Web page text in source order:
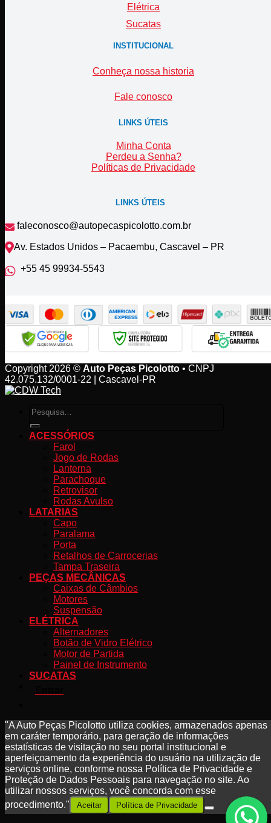
Elétrica
Sucatas
INSTITUCIONAL
Conheça nossa historia
Fale conosco
LINKS ÚTEIS
Minha Conta
Perdeu a Senha?
Políticas de Privacidade
LINKS ÚTEIS
faleconosco@autopecaspicolotto.com.br
Av. Estados Unidos – Pacaembu, Cascavel – PR
+55 45 99934‑5543‬
Copyright 2026 © Auto Peças Picolotto • CNPJ
42.075.132/0001-22 | Cascavel-PR
Pesquisar
por:
ACESSÓRIOS
Farol
Jogo de Rodas
Lanterna
Parachoque
Retrovisor
Rodas Avulso
LATARIAS
Capo
Paralama
Porta
Retalhos de Carrocerias
Tampa Traseira
PEÇAS MECÂNICAS
Caixas de Câmbios
Motores
Suspensão
ELÉTRICA
Alternadores
Botão de Vidro Elétrico
Motor de Partida
Painel de Instrumento
SUCATAS
"A Auto Peças Picolotto utiliza cookies, armazenados apenas
em caráter temporário, para geração de informações
estatísticas de visitação no seu portal institucional e
aperfeiçoamento da experiência do usuário na utilização de
serviços online, conforme nossa Política de Privacidade e
Proteção de Dados Pessoais para navegação no site. Ao
utilizar nossos serviços, você concorda com esse
procedimento."
Aceitar Política de Privacidade